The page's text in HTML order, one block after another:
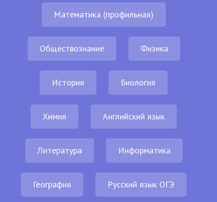
Математика (профильная)
Обществознание Физика
История Биология
Химия Английский язык
Литература Информатика
География Русский язык ОГЭ